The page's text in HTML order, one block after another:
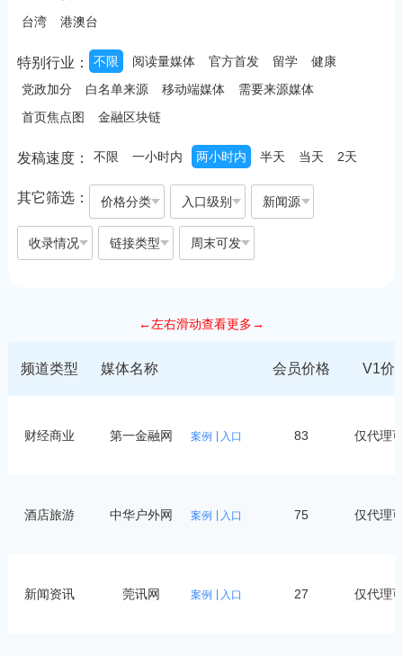
台湾
港澳台
特别行业： 不限 阅读量媒体 官方首发 留学
健康
党政加分
白名单来源 移动端媒体
需要来源媒体
首页焦点图
金融区块链
发稿速度： 不限 一小时内 两小时内 半天 当天 2天
其它筛选： 价格分类 入口级别 新闻源
收录情况 链接类型 周末可发
←左右滑动查看更多→
频道类型 媒体名称 会员价格 V1价
财经商业 第一金融网 案例 入口 83 仅代理
酒店旅游 中华户外网 案例 入口 75 仅代理
新闻资讯 莞讯网 案例 入口 27 仅代理